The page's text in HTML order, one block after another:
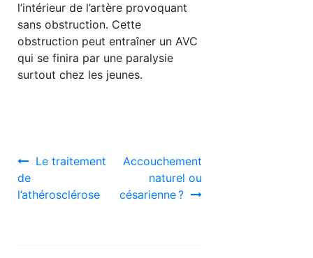
l’intérieur de l’artère provoquant
sans obstruction. Cette
obstruction peut entraîner un AVC
qui se finira par une paralysie
surtout chez les jeunes.
Navigation
de
Le traitement
de
l’athérosclérose
Accouchement
naturel ou
césarienne ?